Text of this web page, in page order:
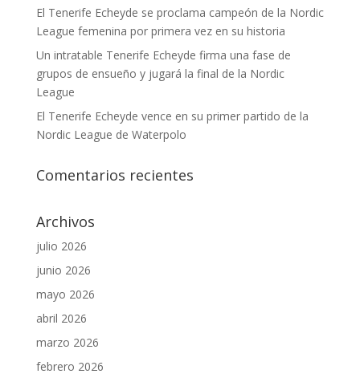
El Tenerife Echeyde se proclama campeón de la Nordic
League femenina por primera vez en su historia
Un intratable Tenerife Echeyde firma una fase de
grupos de ensueño y jugará la final de la Nordic
League
El Tenerife Echeyde vence en su primer partido de la
Nordic League de Waterpolo
Comentarios recientes
Archivos
julio 2026
junio 2026
mayo 2026
abril 2026
marzo 2026
febrero 2026